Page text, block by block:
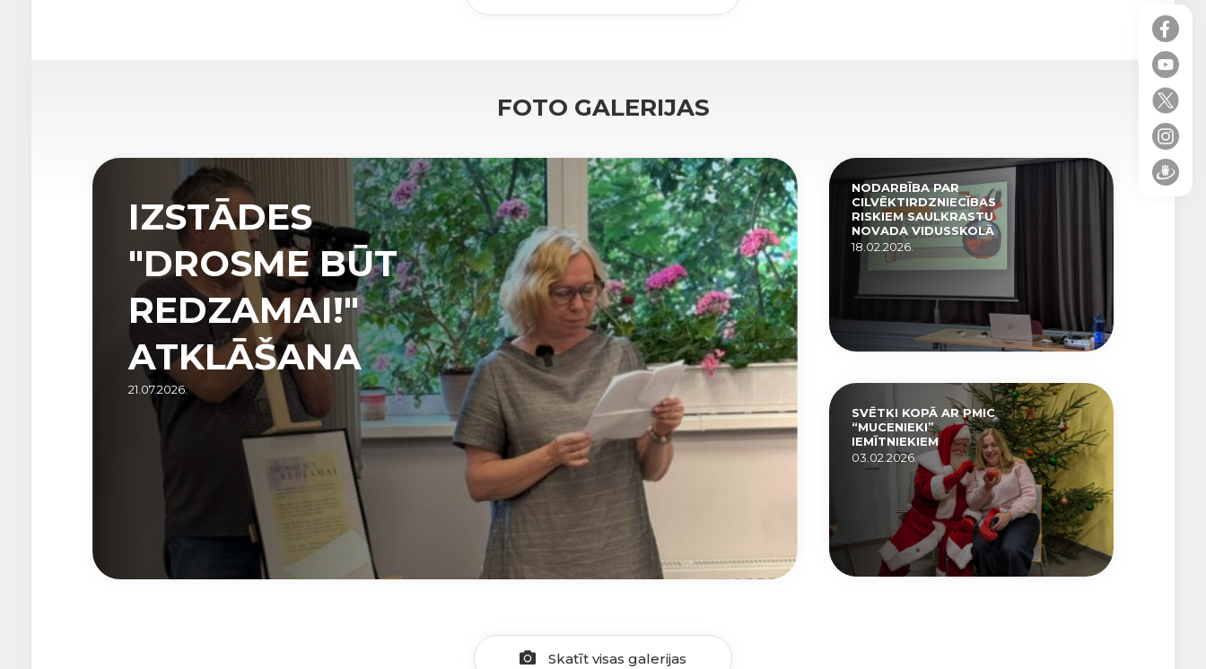
FOTO GALERIJAS
IZSTĀDES
"DROSME BŪT
REDZAMAI!"
ATKLĀŠANA
21.07.2026.
NODARBĪBA PAR
CILVĒKTIRDZNIECĪBAS
RISKIEM SAULKRASTU
NOVADA VIDUSSKOLĀ
18.02.2026.
SVĒTKI KOPĀ AR PMIC
“MUCENIEKI”
IEMĪTNIEKIEM
03.02.2026.
Skatīt visas galerijas